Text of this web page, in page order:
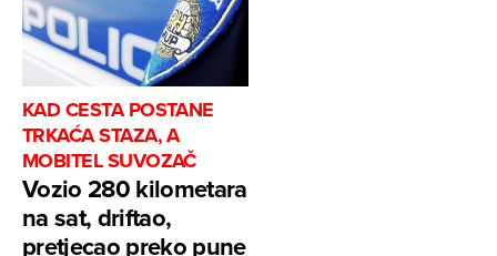
KAD CESTA POSTANE
TRKAĆA STAZA, A
MOBITEL SUVOZAČ
Vozio 280 kilometara
na sat, driftao,
pretjecao preko pune